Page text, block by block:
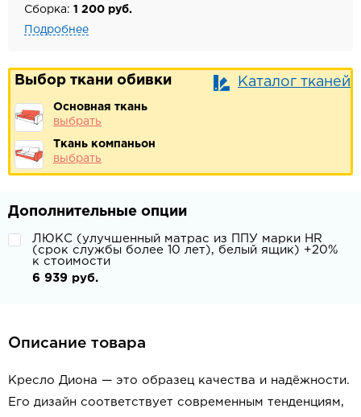
Сборка: 1 200 руб.
Подробнее
Выбор ткани обивки Каталог тканей
Основная ткань
выбрать
Ткань компаньон
выбрать
Дополнительные опции
ЛЮКС (улучшенный матрас из ППУ марки HR
(срок службы более 10 лет), белый ящик) +20%
к стоимости
6 939 руб.
Описание товара
Кресло Диона — это образец качества и надёжности.
Его дизайн соответствует современным тенденциям,